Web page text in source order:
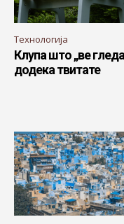
Технологија
Клупа што „ве
додека твитате